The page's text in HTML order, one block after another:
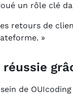
un rôle clé
retours de
»
de